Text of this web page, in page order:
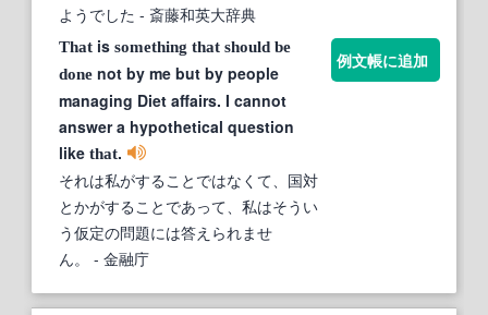
ようでした - 斎藤和英大辞典
That is something that should be
done not by me but by people
managing Diet affairs. I cannot
answer a hypothetical question
like that.
それは私がすることではなくて、国対
とかがすることであって、私はそうい
う仮定の問題には答えられませ
ん。
- 金融庁
例文帳に追加